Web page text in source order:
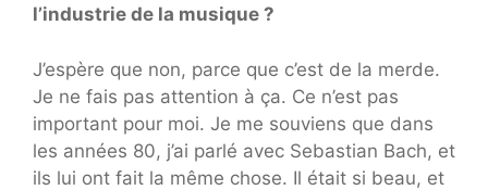
l’industrie de la musique ?
J’espère que non, parce que c’est de la merde.
Je ne fais pas attention à ça. Ce n’est pas
important pour moi. Je me souviens que dans
les années 80, j’ai parlé avec Sebastian Bach, et
ils lui ont fait la même chose. Il était si beau, et